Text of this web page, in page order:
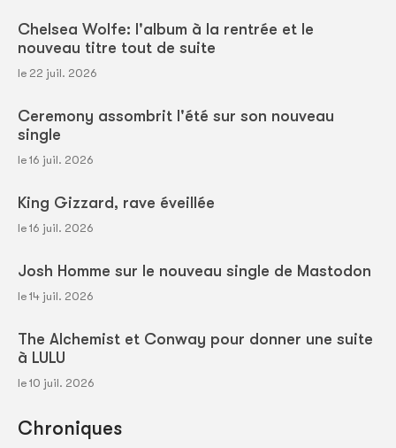
Chelsea Wolfe: l'album à la rentrée et le
nouveau titre tout de suite
le 22 juil. 2026
Ceremony assombrit l'été sur son nouveau
single
le 16 juil. 2026
King Gizzard, rave éveillée
le 16 juil. 2026
Josh Homme sur le nouveau single de Mastodon
le 14 juil. 2026
The Alchemist et Conway pour donner une suite
à LULU
le 10 juil. 2026
Chroniques